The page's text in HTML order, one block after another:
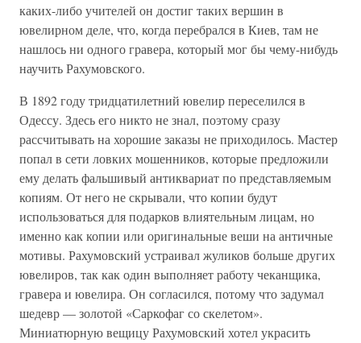
каких-либо учителей он достиг таких вершин в
ювелирном деле, что, когда перебрался в Киев, там не
нашлось ни одного гравера, который мог бы чему-нибудь
научить Рахумовского.
В 1892 году тридцатилетний ювелир переселился в
Одессу. Здесь его никто не знал, поэтому сразу
рассчитывать на хорошие заказы не приходилось. Мастер
попал в сети ловких мошенников, которые предложили
ему делать фальшивый антиквариат по представляемым
копиям. От него не скрывали, что копии будут
использоваться для подарков влиятельным лицам, но
именно как копии или оригинальные веши на античные
мотивы. Рахумовский устраивал жуликов больше других
ювелиров, так как один выполняет работу чеканщика,
гравера и ювелира. Он согласился, потому что задумал
шедевр — золотой «Саркофаг со скелетом».
Миниатюрную вещицу Рахумовский хотел украсить